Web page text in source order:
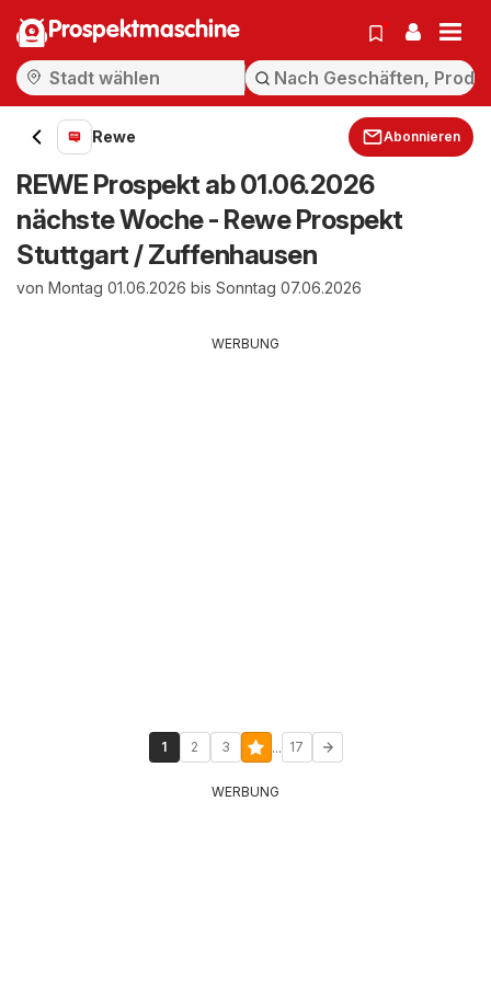
Prospektmaschine
Rewe Abonnieren
REWE Prospekt ab 01.06.2026
nächste Woche - Rewe Prospekt
Stuttgart / Zuffenhausen
von Montag 01.06.2026 bis Sonntag 07.06.2026
WERBUNG
1 2 3 ... 17
WERBUNG